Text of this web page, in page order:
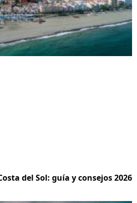
del Sol: guía y consejos 2026